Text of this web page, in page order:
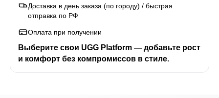
Доставка в день заказа (по городу) / быстрая
отправка по РФ
Оплата при получении
Выберите свои UGG Platform — добавьте рост
и комфорт без компромиссов в стиле.